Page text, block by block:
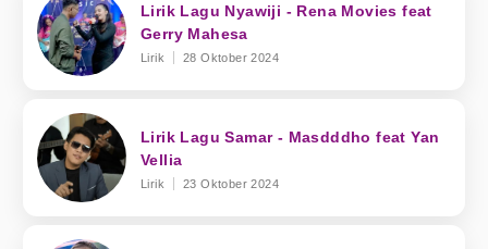
Lirik Lagu Nyawiji - Rena Movies feat
Gerry Mahesa
Lirik 28 Oktober 2024
Lirik Lagu Samar - Masdddho feat Yan
Vellia
Lirik 23 Oktober 2024